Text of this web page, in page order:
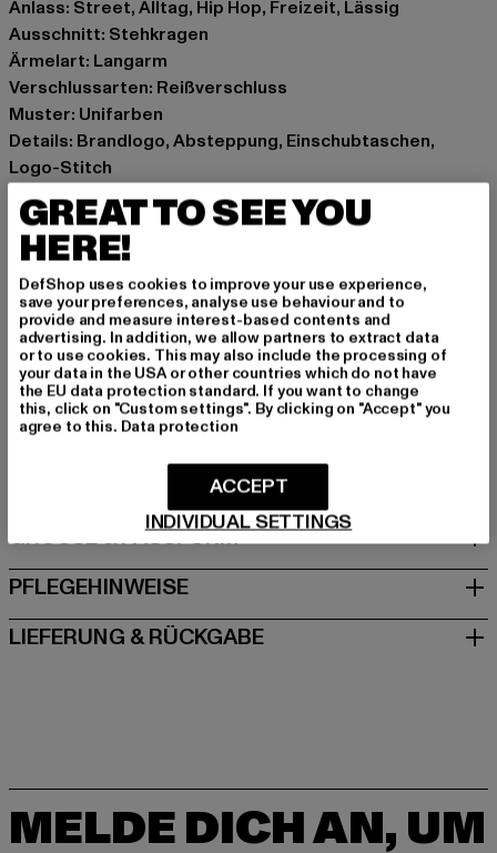
Anlass: Street, Alltag, Hip Hop, Freizeit, Lässig
Ausschnitt: Stehkragen
Ärmelart: Langarm
Verschlussarten: Reißverschluss
Muster: Unifarben
Details: Brandlogo, Absteppung, Einschubtaschen,
Logo-Stitch
Schnitt: Kurz
Marke: Karl Kani
Kat.: Winter Jackets
Farbe: beige
Hersteller Farbe: cream
Materialzusammensetzung: 100% Polyester
Art.Nr: 6076942-03348
Hersteller: Urban Styles Agency GmbH & Co. KG |
agentur@urbanstylesagency.com
Schanzenstraße 41 | 51063 Köln | DE
GRÖSSE & PASSFORM
PFLEGEHINWEISE
LIEFERUNG & RÜCKGABE
MELDE DICH AN, UM
GREAT TO SEE YOU
HERE!
DefShop uses cookies to improve your use experience,
save your preferences, analyse use behaviour and to
provide and measure interest-based contents and
advertising. In addition, we allow partners to extract data
or to use cookies. This may also include the processing of
your data in the USA or other countries which do not have
the EU data protection standard. If you want to change
this, click on "Custom settings". By clicking on "Accept" you
agree to this. Data protection
INDIVIDUAL SETTINGS
ACCEPT